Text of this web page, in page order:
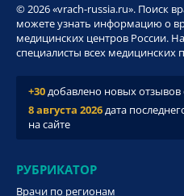
© 2026 «vrach-russia.ru». Поиск
можете узнать информацию о
медицинских центров России.
специалисты всех медицинских
+30добавлено новых отзывов
8 августа 2026дата
на сайте
РУБРИКАТОР
Врачи по регионам